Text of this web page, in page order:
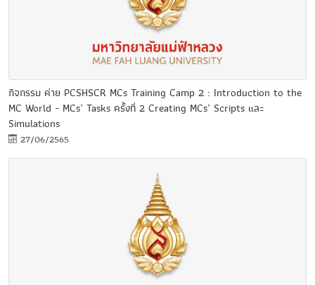
กิจกรรม ค่าย PCSHSCR MCs Training Camp 2 : Introduction to the
MC World - MCs’ Tasks ครั้งที่ 2 Creating MCs’ Scripts และ
Simulations
27/06/2565